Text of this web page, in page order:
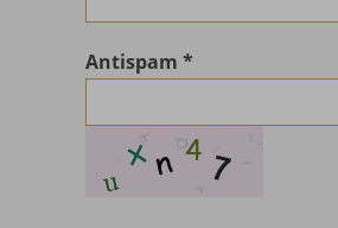
Antispam